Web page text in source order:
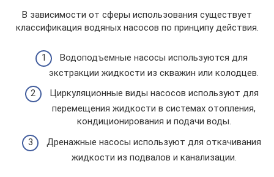
В зависимости от сферы использования существует
классификация водяных насосов по принципу действия.
Водоподъемные насосы используются для
экстракции жидкости из скважин или колодцев.
Циркуляционные виды насосов используют для
перемещения жидкости в системах отопления,
кондиционирования и подачи воды.
Дренажные насосы используют для откачивания
жидкости из подвалов и канализации.